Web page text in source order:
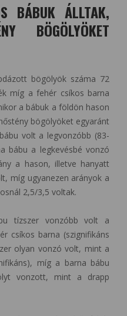
BÁBUK ÁLLTAK,
BÖGÖLYÖKET
bögölyök száma 72
míg a fehér csíkos barna
a bábuk a földön hason
bögölyöket egyaránt
volt a legvonzóbb (83-
bábu a legkevésbé vonzó
a hason, illetve hanyatt
míg ugyanezen arányok a
2,5/3,5 voltak.
tízszer vonzóbb volt a
csíkos barna (szignifikáns
olyan vonzó volt, mint a
míg a barna bábu
vonzott, mint a drapp